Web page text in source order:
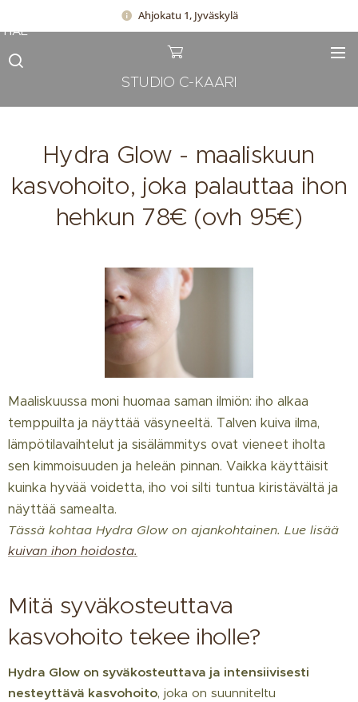
Ahjokatu 1, Jyväskylä
STUDIO C-KAARI
HAE
Hydra Glow - maaliskuun
kasvohoito, joka palauttaa ihon
hehkun 78€ (ovh 95€)
Maaliskuussa moni huomaa saman ilmiön: iho alkaa
temppuilta ja näyttää väsyneeltä. Talven kuiva ilma,
lämpötilavaihtelut ja sisälämmitys ovat vieneet iholta
sen kimmoisuuden ja heleän pinnan. Vaikka käyttäisit
kuinka hyvää voidetta, iho voi silti tuntua kiristävältä ja
näyttää samealta.
Tässä kohtaa Hydra Glow on ajankohtainen. Lue lisää
kuivan ihon hoidosta.
Mitä syväkosteuttava
kasvohoito tekee iholle?
Hydra Glow on syväkosteuttava ja intensiivisesti
nesteyttävä kasvohoito, joka on suunniteltu